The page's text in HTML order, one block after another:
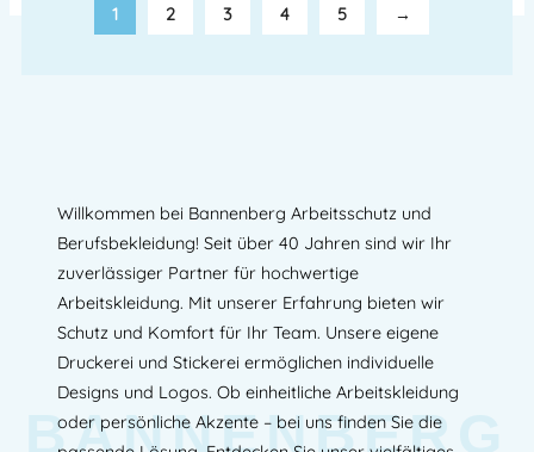
1 2 3 4 5 →
Willkommen bei Bannenberg Arbeitsschutz und
Berufsbekleidung! Seit über 40 Jahren sind wir Ihr
zuverlässiger Partner für hochwertige
Arbeitskleidung. Mit unserer Erfahrung bieten wir
Schutz und Komfort für Ihr Team. Unsere eigene
Druckerei und Stickerei ermöglichen individuelle
Designs und Logos. Ob einheitliche Arbeitskleidung
oder persönliche Akzente – bei uns finden Sie die
BANNENBERG